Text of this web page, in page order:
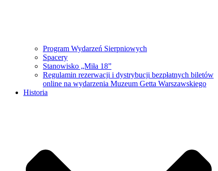
Program Wydarzeń Sierpniowych
Spacery
Stanowisko „Miła 18”
Regulamin rezerwacji i dystrybucji bezpłatnych biletów
online na wydarzenia Muzeum Getta Warszawskiego
Historia